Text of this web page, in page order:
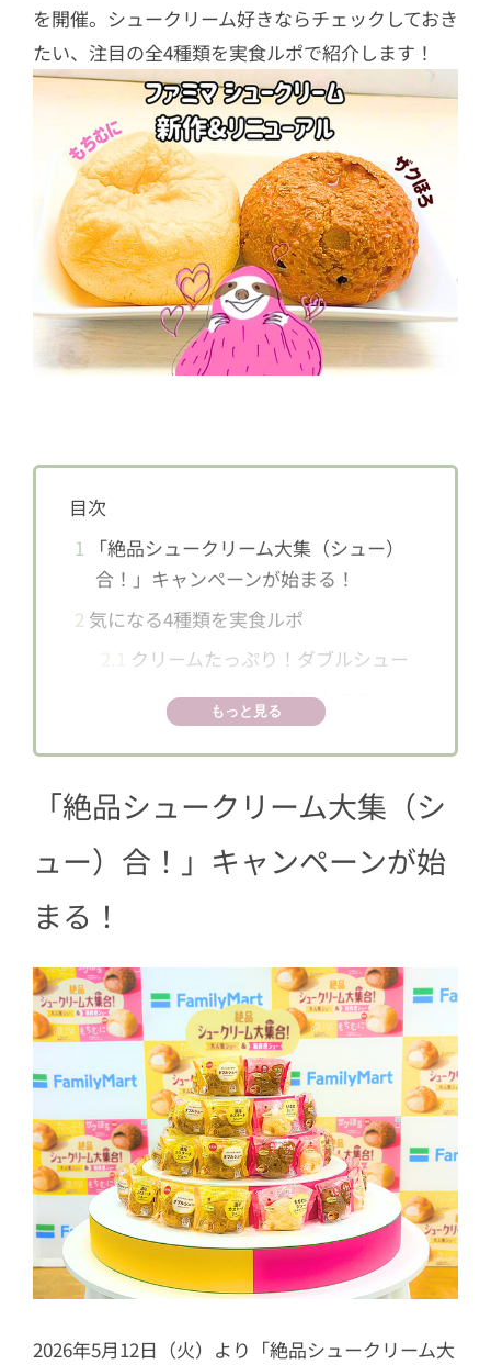
を開催。シュークリーム好きならチェックしておき
たい、注目の全4種類を実食ルポで紹介します！
目次
1 「絶品シュークリーム大集（シュー）
合！」キャンペーンが始まる！
2 気になる4種類を実食ルポ
クリームたっぷり！ダブルシュー
バニラたっぷり！濃厚カスタード
シュー
ム）
ム）
もっと見る
「絶品シュークリーム大集（シ
ュー）合！」キャンペーンが始
まる！
2026年5月12日（火）より「絶品シュークリーム大